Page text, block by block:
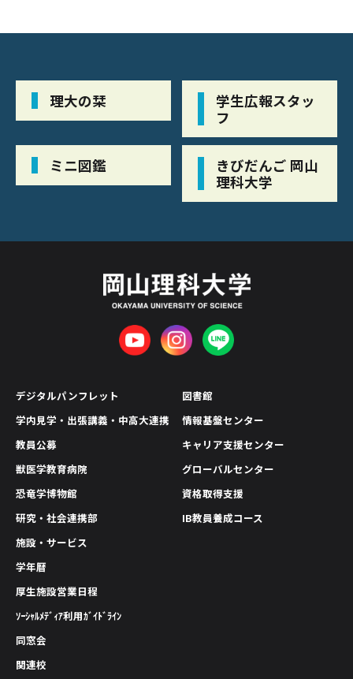
理大の栞
学生広報スタッ
フ
ミニ図鑑
きびだんご 岡山
理科大学
デジタルパンフレット
学内見学・出張講義・中高大連携
教員公募
獣医学教育病院
恐竜学博物館
研究・社会連携部
図書館
情報基盤センター
キャリア支援センター
グローバルセンター
資格取得支援
IB教員養成コース
施設・サービス
学年暦
厚生施設営業日程
ｿｰｼｬﾙﾒﾃﾞｨｱ利用ｶﾞｲﾄﾞﾗｲﾝ
同窓会
関連校